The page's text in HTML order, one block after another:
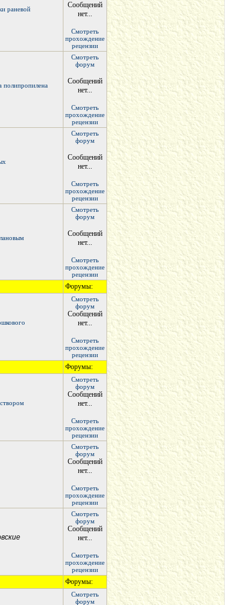
раневой
Сообщений
нет...
Смотреть
прохождение
рецензии
полипропилена
Смотреть
форум
Сообщений
нет...
Смотреть
прохождение
рецензии
Смотреть
форум
Сообщений
нет...
Смотреть
прохождение
рецензии
Смотреть
форум
Сообщений
нет...
Смотреть
прохождение
рецензии
Форумы:
Смотреть
форум
Сообщений
нет...
Смотреть
прохождение
рецензии
Форумы:
Смотреть
форум
Сообщений
нет...
Смотреть
прохождение
рецензии
Смотреть
форум
Сообщений
нет...
Смотреть
прохождение
рецензии
Смотреть
форум
Сообщений
нет...
Смотреть
прохождение
рецензии
Форумы:
Смотреть
форум